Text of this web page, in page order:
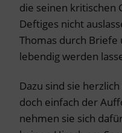
die seinen kritischen
Deftiges nicht
Thomas durch
lebendig werden
Dazu sind sie
doch einfach der
nehmen sie sich